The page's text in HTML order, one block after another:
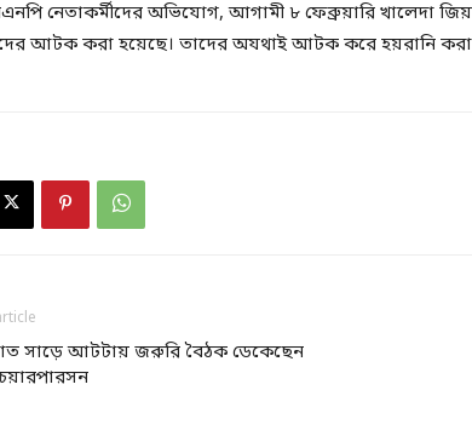
নেতাকর্মীদের অভিযোগ, আগামী ৮ ফেব্রুয়ারি খালেদা
আটক করা হয়েছে। তাদের অযথাই আটক করে হয়রানি করা
সাড়ে আটটায় জরুরি বৈঠক ডেকেছেন